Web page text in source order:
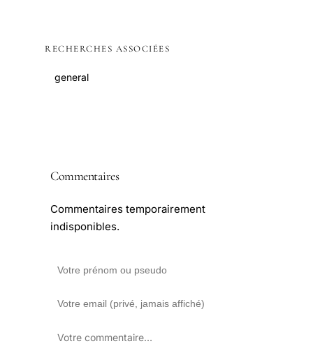
RECHERCHES ASSOCIÉES
general
Commentaires
Commentaires temporairement
indisponibles.